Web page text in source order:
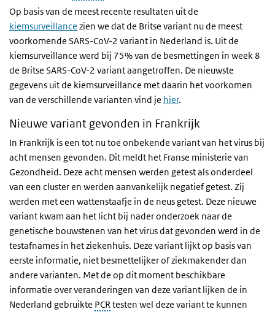
Op basis van de meest recente resultaten uit de
kiemsurveillance zien we dat de Britse variant nu de meest
voorkomende SARS-CoV-2 variant in Nederland is. Uit de
kiemsurveillance werd bij 75% van de besmettingen in week 8
de Britse SARS-CoV-2 variant aangetroffen. De nieuwste
gegevens uit de kiemsurveillance met daarin het voorkomen
van de verschillende varianten vind je hier.
Nieuwe variant gevonden in Frankrijk
In Frankrijk is een tot nu toe onbekende variant van het virus bij
acht mensen gevonden. Dit meldt het Franse ministerie van
Gezondheid. Deze acht mensen werden getest als onderdeel
van een cluster en werden aanvankelijk negatief getest. Zij
werden met een wattenstaafje in de neus getest. Deze nieuwe
variant kwam aan het licht bij nader onderzoek naar de
genetische bouwstenen van het virus dat gevonden werd in de
testafnames in het ziekenhuis. Deze variant lijkt op basis van
eerste informatie, niet besmettelijker of ziekmakender dan
andere varianten. Met de op dit moment beschikbare
informatie over veranderingen van deze variant lijken de in
Nederland gebruikte PCRtesten wel deze variant te kunnen